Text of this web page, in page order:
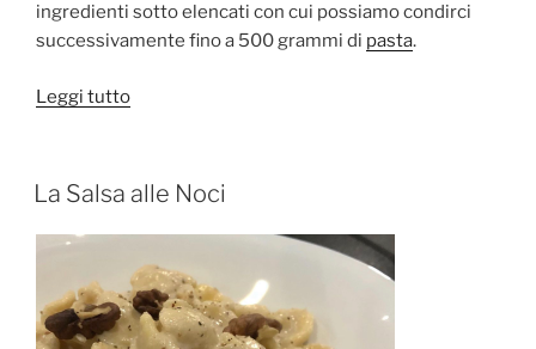
ingredienti sotto elencati con cui possiamo condirci
successivamente fino a 500 grammi di pasta.
Leggi tutto“Il
(Ricetta
Originale
Depositata)”
PUBBLICATO
IL
La Salsa alle Noci